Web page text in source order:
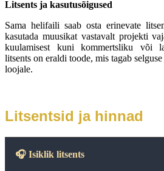
Litsents ja kasutusõigused
Sama helifaili saab osta erinevate
kasutada muusikat vastavalt projekti
kuulamisest kuni kommertsliku või
litsents on eraldi toode, mis tagab
loojale.
Litsentsid ja hinnad
🎧 Isiklik litsents